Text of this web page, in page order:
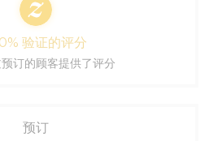
验证的评分
订的顾客提供了评分
预订